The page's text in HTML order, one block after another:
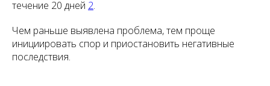
течение 20 дней 2.
Чем раньше выявлена проблема, тем проще
инициировать спор и приостановить негативные
последствия.